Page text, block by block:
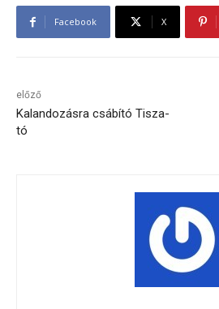
Facebook X
előző
Kalandozásra csábító Tisza-
tó